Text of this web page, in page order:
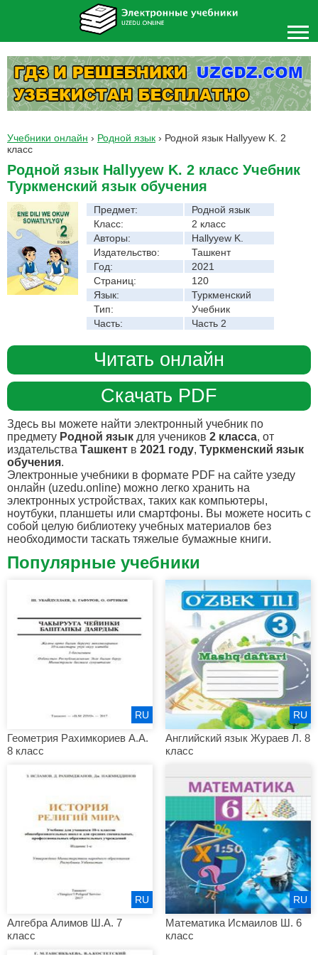
Учебники онлайн › Родной язык › Родной язык Hallyyew K. 2
класс
Родной язык Hallyyew K. 2 класс Учебник
Туркменский язык обучения
Предмет:
Родной язык
Класс:
2 класс
Авторы:
Hallyyew K.
Издательство:
Ташкент
Год:
2021
Страниц:
120
Язык:
Туркменский
Тип:
Учебник
Часть:
Часть 2
Читать онлайн
Скачать PDF
Здесь вы можете найти электронный учебник по
предмету Родной язык для учеников 2 класса, от
издательства Ташкент в 2021 году, Туркменский язык
обучения.
Электронные учебники в формате PDF на сайте узеду
онлайн (uzedu.online) можно легко хранить на
электронных устройствах, таких как компьютеры,
ноутбуки, планшеты или смартфоны. Вы можете носить с
собой целую библиотеку учебных материалов без
необходимости таскать тяжелые бумажные книги.
Популярные учебники
Геометрия Рахимкориев А.А.
8 класс
RU
Английский язык Жураев Л. 8
класс
RU
Алгебра Алимов Ш.А. 7
класс
RU
Математика Исмаилов Ш. 6
класс
RU